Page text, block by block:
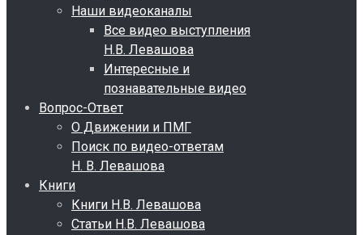
Наши видеоканалы
Все видео выступления
Н.В. Левашова
Интересные и
познавательные видео
Вопрос-Ответ
О Движении и ПМГ
Поиск по видео-ответам
Н. В. Левашова
Книги
Книги Н.В. Левашова
Статьи Н.В. Левашова